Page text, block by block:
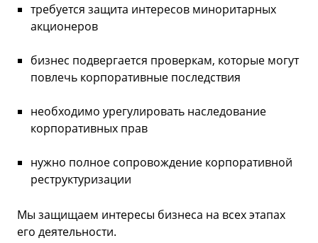
требуется защита интересов миноритарных
акционеров
бизнес подвергается проверкам, которые могут
повлечь корпоративные последствия
необходимо урегулировать наследование
корпоративных прав
нужно полное сопровождение корпоративной
реструктуризации
Мы защищаем интересы бизнеса на всех этапах
его деятельности.